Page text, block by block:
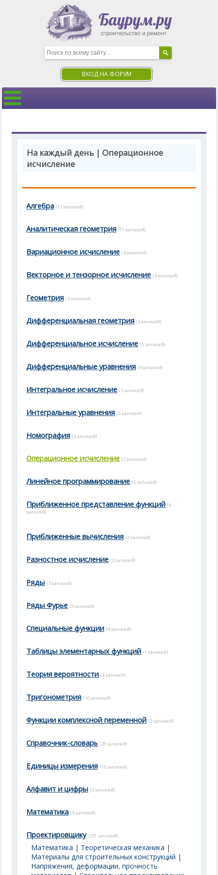
ВХОД НА ФОРУМ
На каждый день | Операционное
исчисление
Алгебра (11 записей)
Аналитическая геометрия (11 записей)
Вариационное исчисление (3 записей)
Векторное и тензорное исчисление (3 записей)
Геометрия (3 записей)
Дифференциальная геометрия (3 записей)
Дифференциальное исчисление (5 записей)
Дифференциальные уравнения (9 записей)
Интегральное исчисление (7 записей)
Интегральные уравнения (5 записей)
Номография (4 записей)
Операционное исчисление (2 записей)
Линейное программирование (5 записей)
Приближенное представление функций (4
записей)
Приближенные вычисления (2 записей)
Разностное исчисление (2 записей)
Ряды (3 записей)
Ряды Фурье (3 записей)
Специальные функции (4 записей)
Таблицы элементарных функций (1 записей)
Теория вероятности (4 записей)
Тригонометрия (10 записей)
Функции комплексной переменной (3 записей)
Справочник-словарь (28 записей)
Единицы измерения (18 записей)
Алфавит и цифры (2 записей)
Математика (5 записей)
Проектировщику (231 записей)
Математика | Теоретическая механика |
Материалы для строительных конструкций |
Напряжения, деформации, прочность